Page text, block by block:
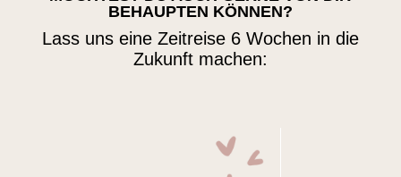
BEHAUPTEN KÖNNEN?
Lass uns eine Zeitreise 6 Wochen in die
Zukunft machen: